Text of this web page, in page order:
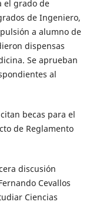
el grado de
de Ingeniero,
a alumno de
dispensas
Se aprueban
al
becas para el
de Reglamento
discusión
Cevallos
Ciencias